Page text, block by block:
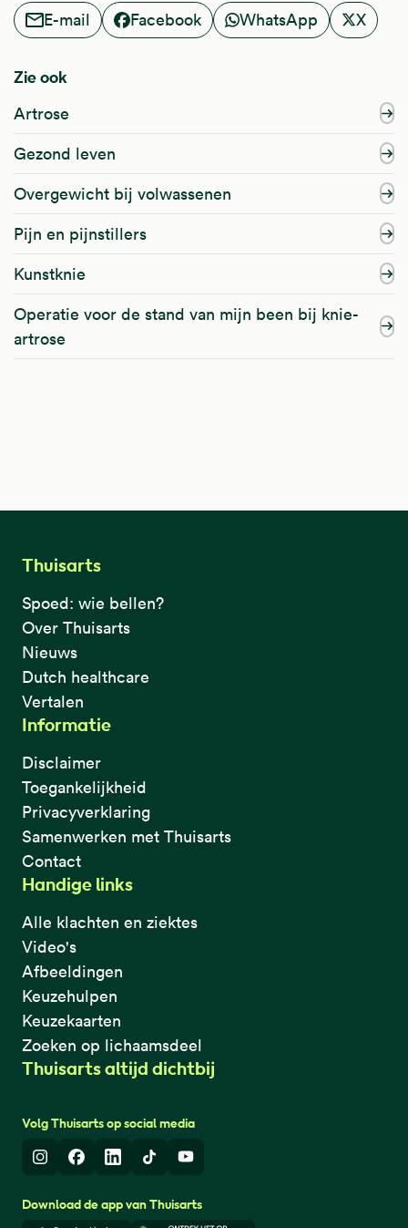
E-mail
Facebook WhatsApp X
Zie ook
Artrose
Gezond leven
Overgewicht bij volwassenen
Pijn en pijnstillers
Kunstknie
Operatie voor de stand van mijn been bij knie-
artrose
Thuisarts
Spoed: wie bellen?
Over Thuisarts
Nieuws
Dutch healthcare
Vertalen
Informatie
Disclaimer
Toegankelijkheid
Privacyverklaring
Samenwerken met Thuisarts
Contact
Handige links
Alle klachten en ziektes
Video's
Afbeeldingen
Keuzehulpen
Keuzekaarten
Zoeken op lichaamsdeel
Thuisarts altijd dichtbij
Volg Thuisarts op social media
InstagramFacebook
LinkedInTikTokYoutube
Download de app van Thuisarts